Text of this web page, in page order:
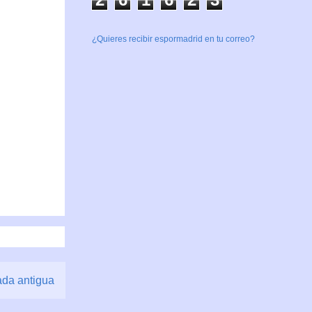
antigua
¿Quieres recibir espormadrid en tu correo?